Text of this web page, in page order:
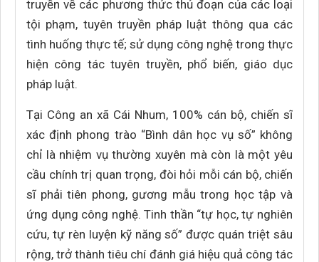
truyền về các phương thức thủ đoạn của các loại
tội phạm, tuyên truyền pháp luật thông qua các
tình huống thực tế; sử dụng công nghệ trong thực
hiện công tác tuyên truyền, phổ biến, giáo dục
pháp luật.
Tại Công an xã Cái Nhum, 100% cán bộ, chiến sĩ
xác định phong trào “Bình dân học vụ số” không
chỉ là nhiệm vụ thường xuyên mà còn là một yêu
cầu chính trị quan trọng, đòi hỏi mỗi cán bộ, chiến
sĩ phải tiên phong, gương mẫu trong học tập và
ứng dụng công nghệ. Tinh thần “tự học, tự nghiên
cứu, tự rèn luyện kỹ năng số” được quán triệt sâu
rộng, trở thành tiêu chí đánh giá hiệu quả công tác